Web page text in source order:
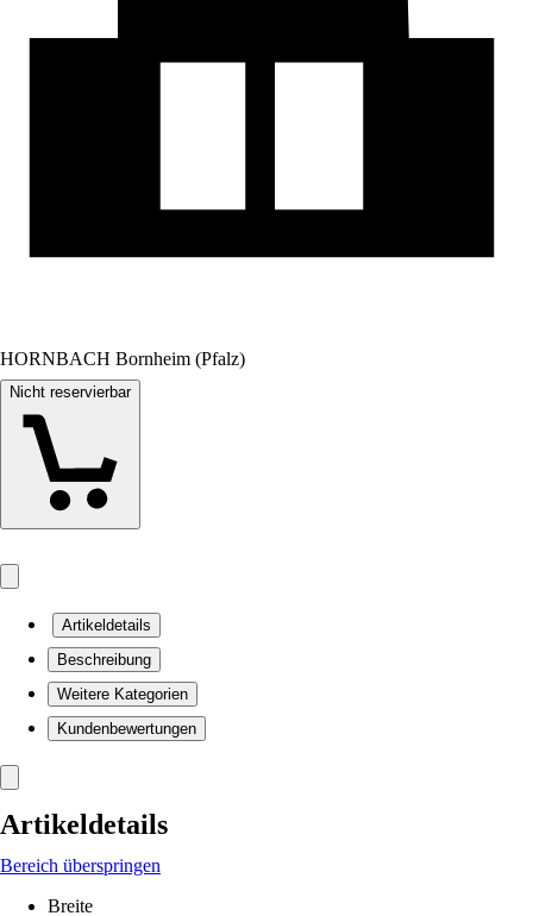
HORNBACH Bornheim (Pfalz)
Nicht reservierbar
Artikeldetails
Beschreibung
Weitere Kategorien
Kundenbewertungen
Artikeldetails
Bereich überspringen
Breite